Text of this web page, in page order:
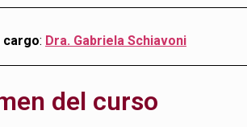
cargo: Dra. Gabriela Schiavoni
del curso